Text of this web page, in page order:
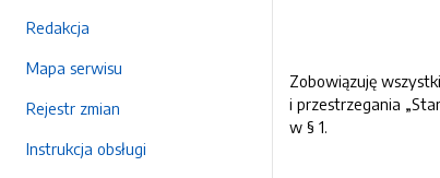
Redakcja
Mapa serwisu
Rejestr zmian
Instrukcja obsługi
Zobowiązuję
i przestrzegania
w § 1.